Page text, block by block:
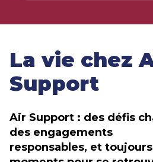
La vie chez
Support
Air Support : des défis
des engagements
responsables, et